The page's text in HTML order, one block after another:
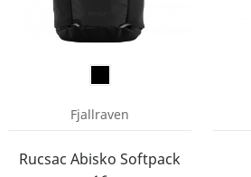
Fjallraven
Rucsac Abisko Softpack